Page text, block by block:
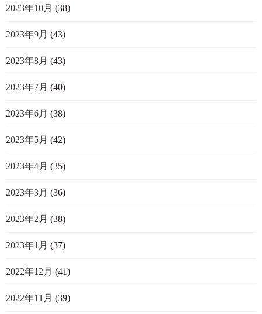
2023年10月 (38)
2023年9月 (43)
2023年8月 (43)
2023年7月 (40)
2023年6月 (38)
2023年5月 (42)
2023年4月 (35)
2023年3月 (36)
2023年2月 (38)
2023年1月 (37)
2022年12月 (41)
2022年11月 (39)